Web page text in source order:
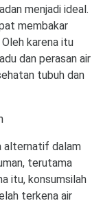
menjadi ideal.
membakar
karena itu
dan perasan air
tubuh dan
alternatif dalam
terutama
itu, konsumsilah
terkena air